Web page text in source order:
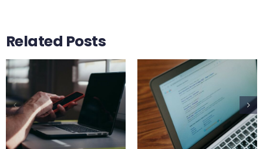
Related Posts
Usurpation de
site internet :
que faire pour
protéger votre
entreprise ?
Alez PC obtient
le label
ExpertCyber